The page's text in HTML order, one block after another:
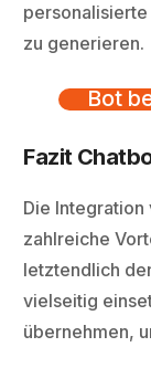
zu generieren.
Bot
Fazit
Die
zahlreiche
letztendlich
vielseitig
übernehmen,